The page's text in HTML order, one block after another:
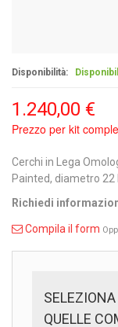
Disponibilità:
1.240,00 €
Prezzo per kit
Cerchi in Lega
Painted, diametro 22
Richiedi
Compila il form
QUELLE